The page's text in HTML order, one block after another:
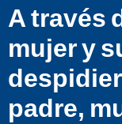
A través
mujer y
padre,